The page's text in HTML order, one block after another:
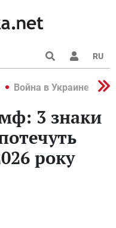
RU
Война в Украине 2022
3 знаки
року